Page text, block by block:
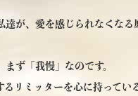
が、愛を感じられなくなる
ず「我慢」なのです。
リミッターを心に持ってい